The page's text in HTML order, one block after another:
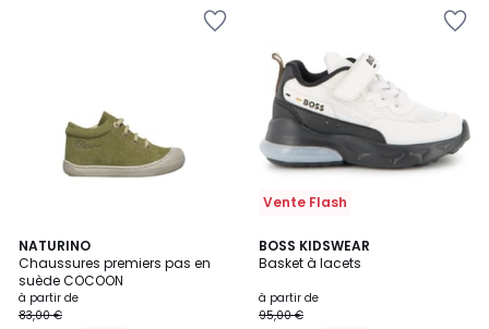
NATURINO
Chaussures premiers pas en
suède COCOON
à partir de
83,00 €
2
Couleurs
Vente Flash
BOSS KIDSWEAR
Basket à lacets
à partir de
95,00 €